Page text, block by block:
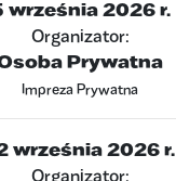
września 2026 r.
Organizator:
Prywatna
Impreza Prywatna
września 2026 r.
Organizator: